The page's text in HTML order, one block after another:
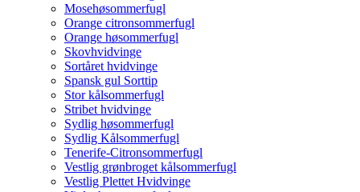
Mosehøsommerfugl
Orange citronsommerfugl
Orange høsommerfugl
Skovhvidvinge
Sortåret hvidvinge
Spansk gul Sorttip
Stor kålsommerfugl
Stribet hvidvinge
Sydlig høsommerfugl
Sydlig Kålsommerfugl
Tenerife-Citronsommerfugl
Vestlig grønbroget kålsommerfugl
Vestlig Plettet Hvidvinge